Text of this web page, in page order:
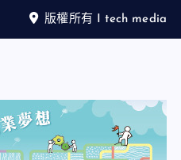
版權所有 I tech media